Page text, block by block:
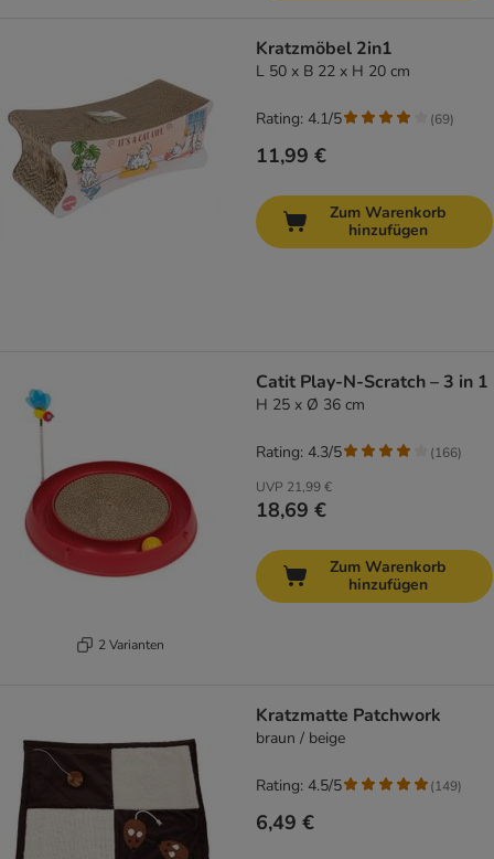
Kratzmöbel 2in1
L 50 x B 22 x H 20 cm
11,99 €
Rating: 4.1/5 (69)
Zum Warenkorb
hinzufügen
2 Varianten
Catit Play-N-Scratch – 3 in 1
H 25 x Ø 36 cm
UVP 21,99 €
18,69 €
Rating: 4.3/5 (166)
Zum Warenkorb
hinzufügen
Kratzmatte Patchwork
braun / beige
6,49 €
Rating: 4.5/5 (149)